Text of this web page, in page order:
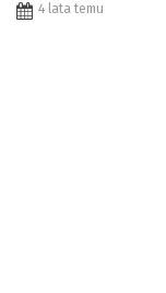
4 lata temu